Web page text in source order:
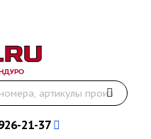
21-37